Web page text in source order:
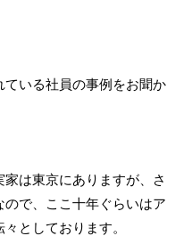
いる社員の事例をお聞か
は東京にありますが、さ
ので、ここ十年ぐらいはア
としております。